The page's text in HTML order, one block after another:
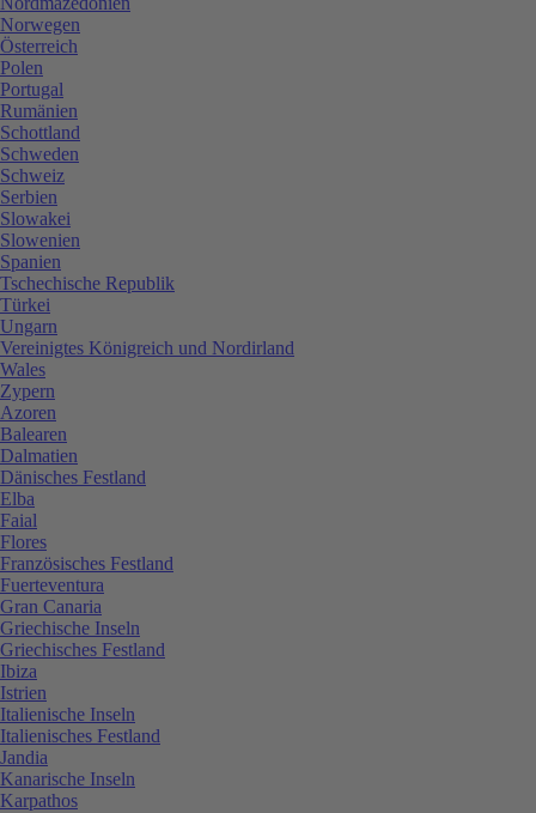
Norwegen
Österreich
Polen
Portugal
Rumänien
Schottland
Schweden
Schweiz
Serbien
Slowakei
Slowenien
Spanien
Tschechische Republik
Türkei
Ungarn
Vereinigtes Königreich und Nordirland
Wales
Zypern
Azoren
Balearen
Dalmatien
Dänisches Festland
Elba
Faial
Flores
Französisches Festland
Fuerteventura
Gran Canaria
Griechische Inseln
Griechisches Festland
Ibiza
Istrien
Italienische Inseln
Italienisches Festland
Jandia
Kanarische Inseln
Karpathos